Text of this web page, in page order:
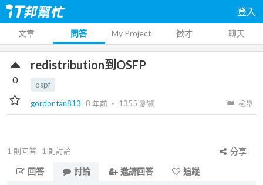
登入
文章 問答 My Project 徵才 聊天
redistribution到OSFP
ospf
gordontan813
8 年前 ‧ 1355 瀏覽 檢舉
0
1 則回答 1 則討論
分享
回答
討論 邀請回答
追蹤